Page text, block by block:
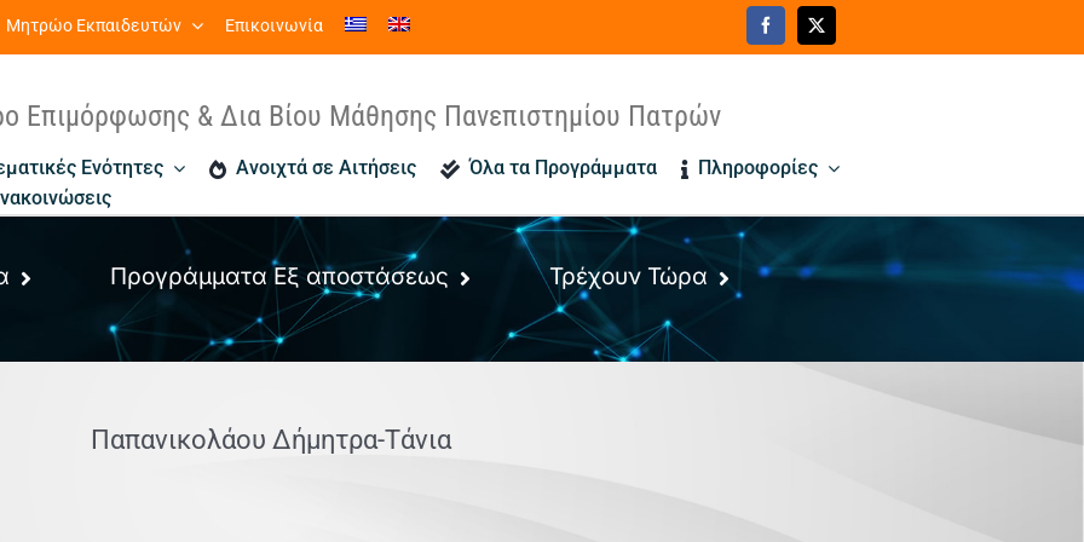
Μητρώο Εκπαιδευτών Επικοινωνία
Επιμόρφωσης & Δια Βίου Μάθησης Πανεπιστημίου Πατρών
Ενότητες Ανοιχτά σε Αιτήσεις Όλα τα Προγράμματα
Πληροφορίες
Προγράμματα Εξ αποστάσεως Τρέχουν Τώρα
Παπανικολάου Δήμητρα-Τάνια